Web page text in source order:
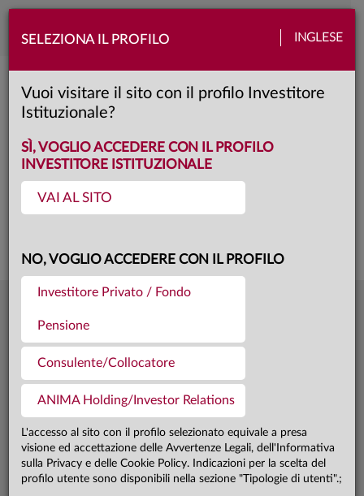
SELEZIONA IL PROFILO INGLESE
Vuoi visitare il sito con il profilo Investitore
Istituzionale?
SÌ, VOGLIO ACCEDERE CON IL PROFILO
INVESTITORE ISTITUZIONALE
VAI AL SITO
NO, VOGLIO ACCEDERE CON IL PROFILO
Investitore Privato / Fondo
Pensione
Consulente/Collocatore
ANIMA Holding/Investor Relations
L'accesso al sito con il profilo selezionato equivale a presa
visione ed accettazione delle Avvertenze Legali, dell'Informativa
sulla Privacy e delle Cookie Policy. Indicazioni per la scelta del
profilo utente sono disponibili nella sezione "Tipologie di utenti".;
Toggle
ANIMA US Equity
Classe: I
Questa è una comunicazione di marketing. Si prega di consultare il prospetto e
Ultima quota
04.08.26
Patrimonio fondo31.07.26
Patrimonio classe I 31.07.26
Carta di identità
Linea
Mercati